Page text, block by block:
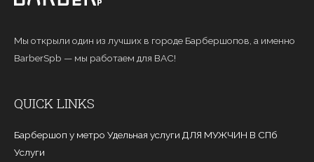
Мы открыли один из лучших в городе Барбершопов, а именно
BarberSpb — мы работаем для ВАС!
QUICK LINKS
Барбершоп у метро Удельная услуги ДЛЯ МУЖЧИН В СПб
Услуги